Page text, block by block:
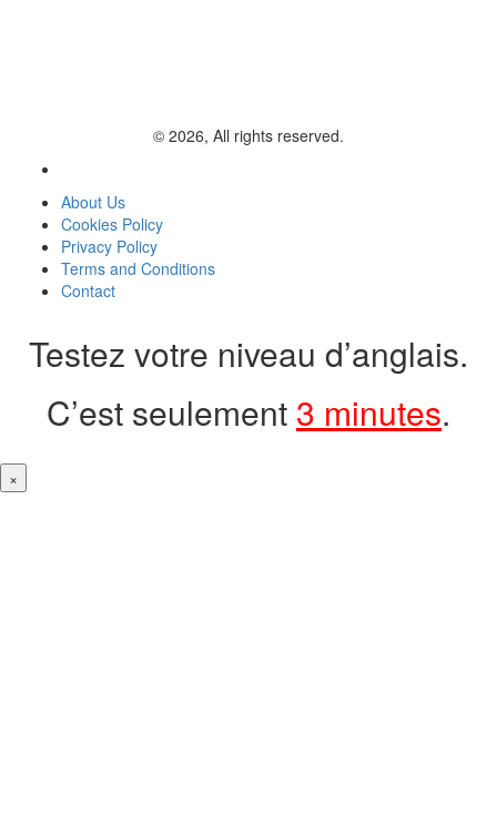
© 2026, All rights reserved.
About Us
Cookies Policy
Privacy Policy
Terms and Conditions
Contact
Testez votre niveau d’anglais.
C’est seulement 3 minutes.
×